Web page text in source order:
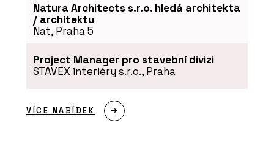
Natura Architects s.r.o. hledá architekta
/ architektu
Nat, Praha 5
Project Manager pro stavební divizi
STAVEX interiéry s.r.o., Praha
VÍCE NABÍDEK